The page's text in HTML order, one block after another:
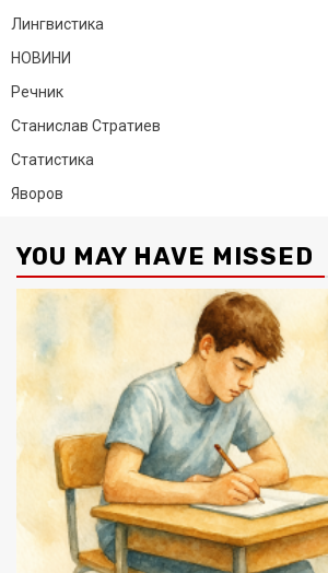
Лингвистика
НОВИНИ
Речник
Станислав Стратиев
Статистика
Яворов
YOU MAY HAVE MISSED